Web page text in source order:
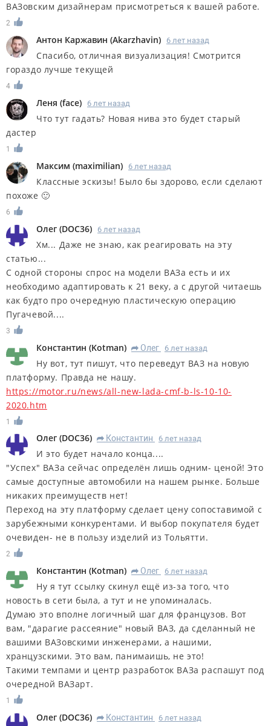
ВАЗовским дизайнерам присмотреться к вашей работе.
2
Антон Каржавин (Akarzhavin) 6 лет назад
Спасибо, отличная визуализация! Смотрится
гораздо лучше текущей
4
Леня (face) 6 лет назад
Что тут гадать? Новая нива это будет старый
дастер
1
Максим (maximilian) 6 лет назад
Классные эскизы! Было бы здорово, если сделают
похоже 🙂
6
Олег (DOC36) 6 лет назад
Хм... Даже не знаю, как реагировать на эту
статью...
С одной стороны спрос на модели ВАЗа есть и их
необходимо адаптировать к 21 веку, а с другой читаешь
как будто про очередную пластическую операцию
Пугачевой....
3
Константин (Kotman) R Олег 6 лет назад
Ну вот, тут пишут, что переведут ВАЗ на новую
платформу. Правда не нашу.
https://motor.ru/news/all-new-lada-cmf-b-ls-10-10-
2020.htm
1
Олег (DOC36) R Константин 6 лет назад
И это будет начало конца....
"Успех" ВАЗа сейчас определён лишь одним- ценой! Это
самые доступные автомобили на нашем рынке. Больше
никаких преимуществ нет!
Переход на эту платформу сделает цену сопоставимой с
зарубежными конкурентами. И выбор покупателя будет
очевиден- не в пользу изделий из Тольятти.
2
Константин (Kotman) R Олег 6 лет назад
Ну я тут ссылку скинул ещё из-за того, что
новость в сети была, а тут и не упоминалась.
Думаю это вполне логичный шаг для французов. Вот
вам, "дарагие рассеяние" новый ВАЗ, да сделанный не
вашими ВАЗовскими инженерами, а нашими,
хранцузскими. Это вам, панимаишь, не это!
Такими темпами и центр разработок ВАЗа распашут под
очередной ВАЗарт.
1
Олег (DOC36) R Константин 6 лет назад